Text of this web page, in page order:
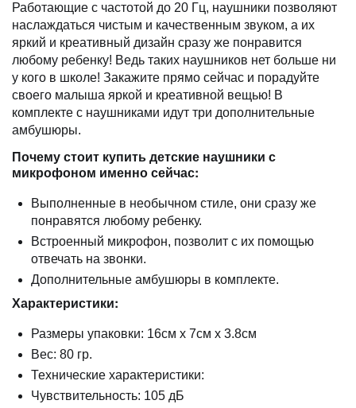
Работающие с частотой до 20 Гц, наушники позволяют
наслаждаться чистым и качественным звуком, а их
яркий и креативный дизайн сразу же понравится
любому ребенку! Ведь таких наушников нет больше ни
у кого в школе! Закажите прямо сейчас и порадуйте
своего малыша яркой и креативной вещью! В
комплекте с наушниками идут три дополнительные
амбушюры.
Почему стоит купить детские наушники с
микрофоном именно сейчас:
Выполненные в необычном стиле, они сразу же
понравятся любому ребенку.
Встроенный микрофон, позволит с их помощью
отвечать на звонки.
Дополнительные амбушюры в комплекте.
Характеристики:
Размеры упаковки: 16см х 7см х 3.8см
Вес: 80 гр.
Технические характеристики:
Чувствительность: 105 дБ